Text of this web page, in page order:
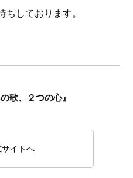
ちしております。
歌、２つの心』
イトへ